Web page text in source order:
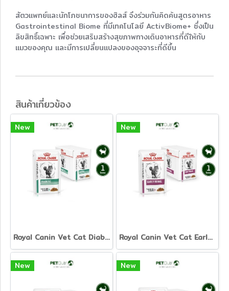
สัตวแพทย์และนักโภชนาการของฮิลส์ จึงร่วมกันคิดค้นสูตรอาหาร
Gastrointestinal Biome ที่มีเทคโนโลยี ActivBiome+ ซึ่งเป็น
ลิขสิทธิ์เฉพาะ เพื่อช่วยเสริมสร้างสุขภาพทางเดินอาหารที่ดีให้กับ
แมวของคุณ และมีการเปลี่ยนแปลงของอุจจาระที่ดีขึ้น
สินค้าเกี่ยวข้อง
New
Royal Canin Vet Cat Diabetic - อาหารเปียกแมวสูตรดูแลเบาหวาน (ยกกล่อง)
New
Royal Canin Vet Cat Early Renal - อาหารแมวเปียกสูตรดูแลไตระยะแรก (ยกกล่อง)
New New